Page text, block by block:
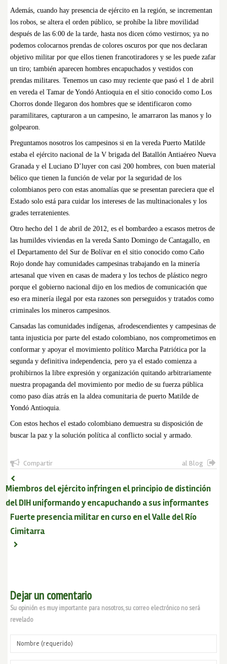
Además, cuando hay presencia de ejército en la región, se incrementan
los robos, se altera el orden público, se prohíbe la libre movilidad
después de las 6:00 de la tarde, hasta nos dicen cómo vestirnos; ya no
podemos colocarnos prendas de colores oscuros por que nos declaran
objetivo militar por que ellos tienen francotiradores y se les puede zafar
un tiro; también aparecen hombres encapuchados y vestidos con
prendas militares. Tenemos un caso muy reciente que pasó el 1 de abril
en vereda el Tamar de Yondó Antioquia en el sitio conocido como Los
Chorros donde llegaron dos hombres que se identificaron como
paramilitares, capturaron a un campesino, le amarraron las manos y lo
golpearon.
Preguntamos nosotros los campesinos si en la vereda Puerto Matilde
estaba el ejército nacional de la V brigada del Batallón Antiaéreo Nueva
Granada y el Luciano D’luyer con casi 200 hombres, con buen material
bélico que tienen la función de velar por la seguridad de los
colombianos pero con estas anomalías que se presentan pareciera que el
Estado solo está para cuidar los intereses de las multinacionales y los
grades terratenientes.
Otro hecho del 1 de abril de 2012, es el bombardeo a escasos metros de
las humildes viviendas en la vereda Santo Domingo de Cantagallo, en
el Departamento del Sur de Bolívar en el sitio conocido como Caño
Rojo donde hay comunidades campesinas trabajando en la minería
artesanal que viven en casas de madera y los techos de plástico negro
porque el gobierno nacional dijo en los medios de comunicación que
eso era minería ilegal por esta razones son perseguidos y tratados como
criminales los mineros campesinos.
Cansadas las comunidades indígenas, afrodescendientes y campesinas de
tanta injusticia por parte del estado colombiano, nos comprometimos en
conformar y apoyar el movimiento político Marcha Patriótica por la
segunda y definitiva independencia, pero ya el estado comienza a
prohibirnos la libre expresión y organización quitando arbitrariamente
nuestra propaganda del movimiento por medio de su fuerza pública
como paso días atrás en la aldea comunitaria de puerto Matilde de
Yondó Antioquia.
Con estos hechos el estado colombiano demuestra su disposición de
buscar la paz y la solución política al conflicto social y armado.
Compartir al Blog
Miembros del ejército infringen el principio de distinción
del DIH uniformando y encapuchando a sus informantes
Fuerte presencia militar en curso en el Valle del Río
Cimitarra
Dejar un comentario
Su opinión es muy importante para nosotros, su correo electrónico no será
revelado